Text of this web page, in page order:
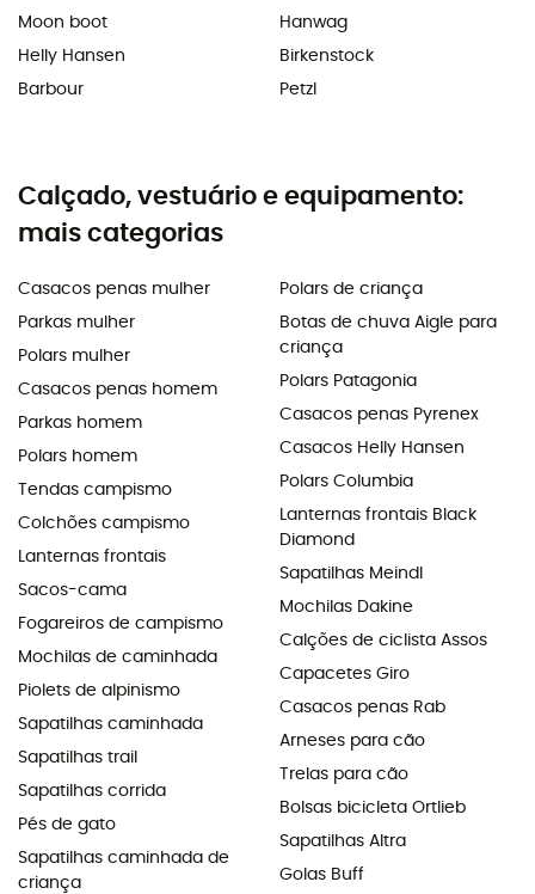
Moon boot
Helly Hansen
Barbour
Hanwag
Birkenstock
Petzl
Calçado, vestuário e equipamento:
mais categorias
Casacos penas mulher
Parkas mulher
Polars mulher
Casacos penas homem
Parkas homem
Polars homem
Tendas campismo
Colchões campismo
Lanternas frontais
Sacos-cama
Fogareiros de campismo
Mochilas de caminhada
Piolets de alpinismo
Sapatilhas caminhada
Sapatilhas trail
Sapatilhas corrida
Pés de gato
Sapatilhas caminhada de
criança
Polars de criança
Botas de chuva Aigle para
criança
Polars Patagonia
Casacos penas Pyrenex
Casacos Helly Hansen
Polars Columbia
Lanternas frontais Black
Diamond
Sapatilhas Meindl
Mochilas Dakine
Calções de ciclista Assos
Capacetes Giro
Casacos penas Rab
Arneses para cão
Trelas para cão
Bolsas bicicleta Ortlieb
Sapatilhas Altra
Golas Buff